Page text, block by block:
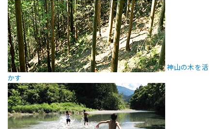
神山の木を活
かす